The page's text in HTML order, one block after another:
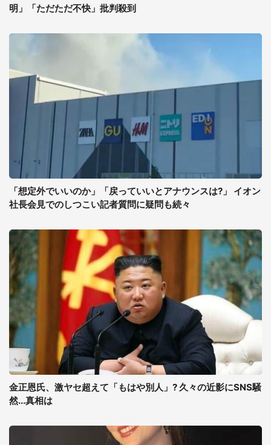
明」「ただただ不快」批判殺到
「想定外でいいのか」「戻っていいとアナウンスは?」 イオン
社長会見でのしつこい記者質問に疑問も続々
金正恩氏、激ヤセ超えて「もはや別人」? 久々の近影にSNS騒
然...真相は